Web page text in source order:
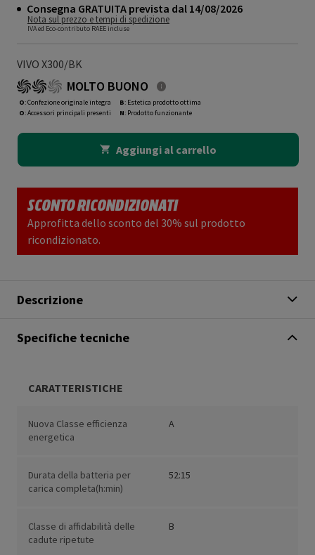
Consegna GRATUITA prevista dal 14/08/2026
Nota sul prezzo e tempi di spedizione
IVA ed Eco-contributo RAEE incluse
VIVO X300/BK
MOLTO BUONO
O: Confezione originale integra
O: Accessori principali presenti
B: Estetica prodotto ottima
N: Prodotto funzionante
Aggiungi al carrello
SCONTO RICONDIZIONATI
Approfitta dello sconto del 30% sul prodotto
ricondizionato.
Descrizione
Specifiche tecniche
CARATTERISTICHE
Nuova Classe efficienza
energetica
A
Durata della batteria per
carica completa(h:min)
52:15
Classe di affidabilità delle
cadute ripetute
B